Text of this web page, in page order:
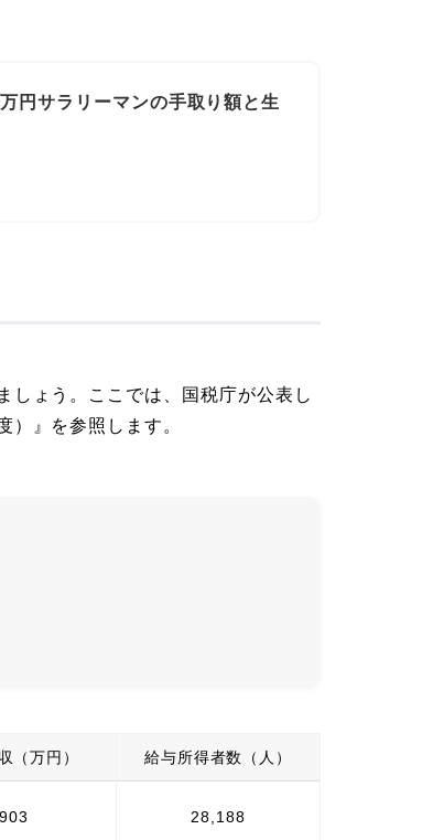
円サラリーマンの手取り額と生
しょう。ここでは、国税庁が公表し
）』を参照します。
（万円） 給与所得者数（人）
903 28,188